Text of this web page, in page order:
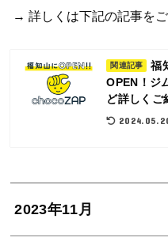
→ 詳しくは下記の記事をご
関連記事
福
OPEN！ジ
ど詳しくご
2023年11月